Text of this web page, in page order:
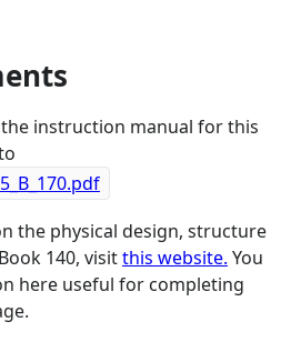
instruction manual for this
the physical design, structure
140, visitthis website. You
here useful for completing